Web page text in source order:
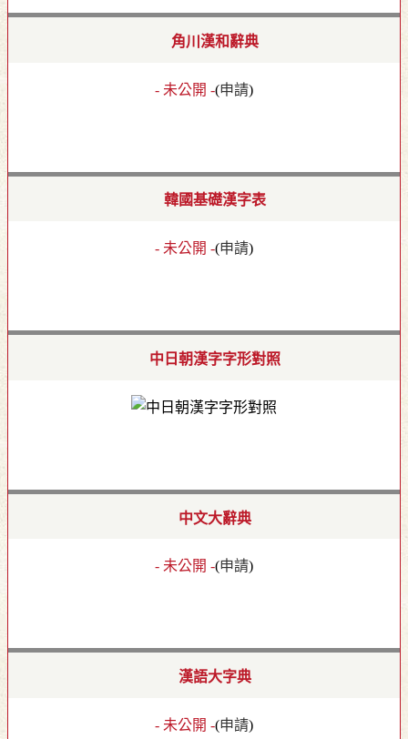
角川漢和辭典
- 未公開 -(申請)
韓國基礎漢字表
- 未公開 -(申請)
中日朝漢字字形對照
中文大辭典
- 未公開 -(申請)
漢語大字典
- 未公開 -(申請)